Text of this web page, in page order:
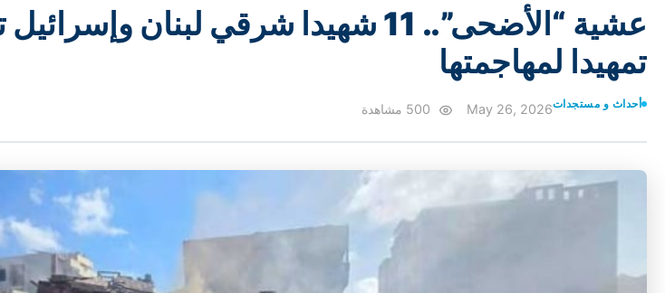
عشية “الأضحى”.. 11 شهيدا شرقي لبنان
تمهيدا لمهاجمتها
أحداث و مستجداتMay 26, 2026